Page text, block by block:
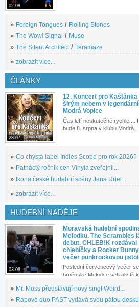
02.08.
» Foreign Tongues / Rolling Stones
» The Wow! Signal / Muse
» The Silent Architect / Teramaze
» zobrazit více...
ČLÁNKY
28.07.
12. Koncert pro Kaštánka
širým nebem v
Modrá Vopice
Čas letí neskutečně rychle....
bude 8. srpna v klubu Modrá...
» Co chystá label Indies Scope pro rok 2026?
» Patnáctý ročník cen Vinyla zveřejnil...
»
Ikona české hudební scény Jana Uriel...
» zobrazit více...
HUDEBNÍ NADĚJE
03.08.
Moravská hudební
Melodku. The Scrambles
debut, CHLEB!K rozdával
chlebíčky a Rocket
večer punkrockovou
Poslední červencový večer
brněnské Melodce setkaly tři
» Mr. Moss představují nový singl Weird...
» Rapové duo PAST vydává svou pátou